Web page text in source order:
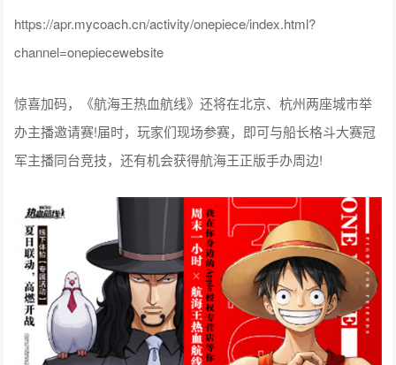
https://apr.mycoach.cn/activity/onepiece/index.html?
channel=onepiecewebsite
惊喜加码，《航海王热血航线》还将在北京、杭州两座城市举
办主播邀请赛!届时，玩家们现场参赛，即可与船长格斗大赛冠
军主播同台竞技，还有机会获得航海王正版手办周边!